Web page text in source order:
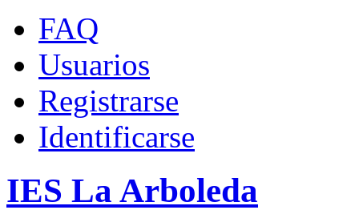
FAQ
Usuarios
Registrarse
Identificarse
IES La Arboleda